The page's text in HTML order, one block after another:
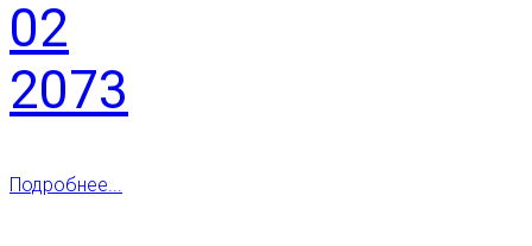
02
2073
Подробнее...